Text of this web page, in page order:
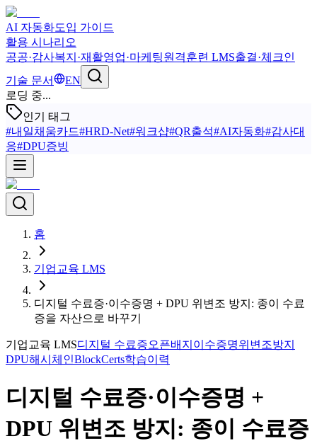
AI 자동화도입 가이드
활용 시나리오
공공·감사복지·재활영업·마케팅원격훈련 LMS출결·체크인
기술 문서
EN
로딩 중...
인기 태그
#내일채움카드#HRD-Net#워크샵#QR출석#AI자동화#감사대
응#DPU증빙
홈
기업교육 LMS
디지털 수료증·이수증명 + DPU 위변조 방지: 종이 수료
증을 자산으로 바꾸기
기업교육 LMS디지털 수료증오픈배지 이수증명위변조방지
DPU해시체인BlockCerts학습이력
디지털 수료증·이수증명 +
DPU 위변조 방지: 종이 수료증